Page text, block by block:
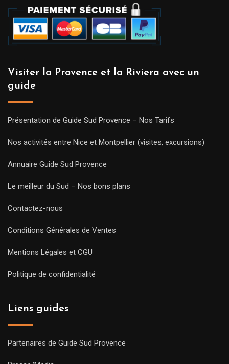
Visiter la Provence et la Riviera avec un
guide
Présentation de Guide Sud Provence – Nos Tarifs
Nos activités entre Nice et Montpellier (visites, excursions)
Annuaire Guide Sud Provence
Le meilleur du Sud – Nos bons plans
Contactez-nous
Conditions Générales de Ventes
Mentions Légales et CGU
Politique de confidentialité
Liens guides
Partenaires de Guide Sud Provence